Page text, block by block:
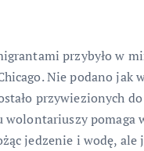
przybyło w
Nie podano jak
przywiezionych
wolontariuszy pomaga
jedzenie i wodę, ale